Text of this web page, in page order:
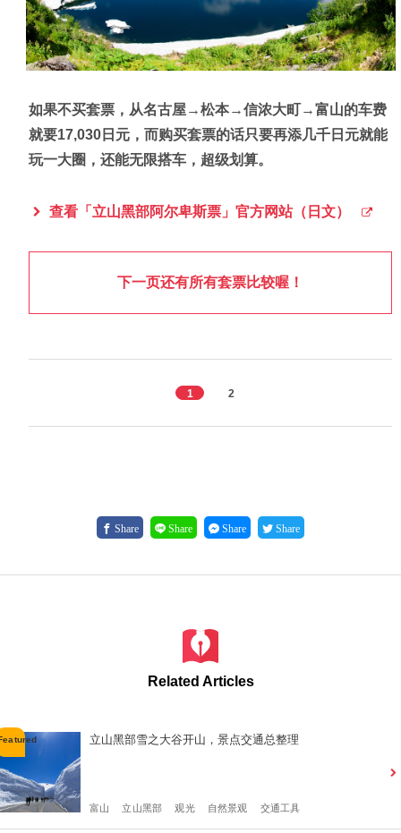
如果不买套票，从名古屋→松本→信浓大町→富山的车费
就要17,030日元，而购买套票的话只要再添几千日元就能
玩一大圈，还能无限搭车，超级划算。
查看「立山黑部阿尔卑斯票」官方网站（日文）
下一页还有所有套票比较喔！
1 2
Share Share Share Share
Related Articles
立山黑部雪之大谷开山，景点交通总整理
富山 立山黑部 观光 自然景观 交通工具